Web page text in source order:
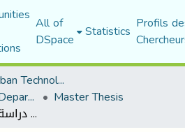
All of
DSpace Statistics Profils
Institute for Urban Technology Management
Urban Management Department Master Thesis
اشكالية تسيير النفايات المنزلية الحضرية الصلبة - دراسة حالة مدينة بوسعادة